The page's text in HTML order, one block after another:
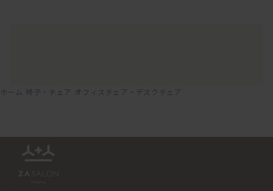
ホーム 椅子・チェア オフィスチェア・デスクチェア